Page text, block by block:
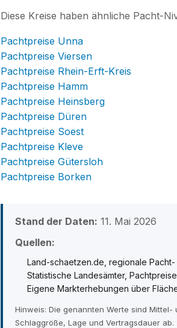
Diese Kreise haben ähnliche Pacht-
Pachtpreise Unna
Pachtpreise Viersen
Pachtpreise Rhein-Erft-Kreis
Pachtpreise Hamm
Pachtpreise Heinsberg
Pachtpreise Düren
Pachtpreise Soest
Pachtpreise Kleve
Pachtpreise Gütersloh
Pachtpreise Borken
Stand der Daten: 11. Mai 2026
Quellen:
Land-schaetzen.de, regionale
Statistische Landesämter,
Eigene Markterhebungen über
Hinweis: Die genannten Werte sind
Schlaggröße, Lage und Vertragsdauer ab.